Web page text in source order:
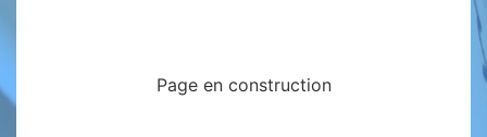
Page en construction